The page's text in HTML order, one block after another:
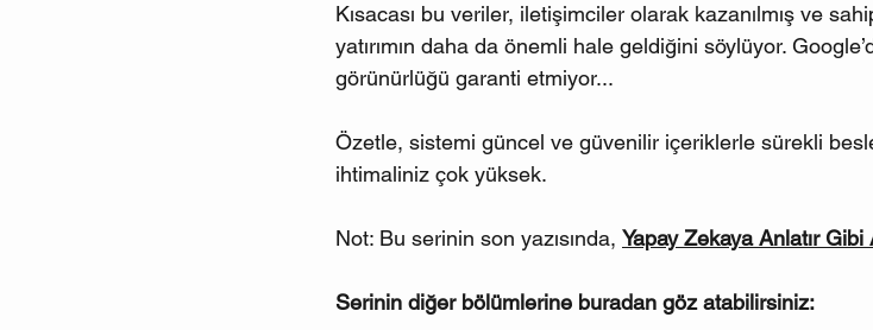
Kısacası bu veriler, iletişimciler olarak kazanılmış ve
yatırımın daha da önemli hale geldiğini söylüyor.
görünürlüğü garanti etmiyor...
Özetle, sistemi güncel ve güvenilir içeriklerle sürekli
ihtimaliniz çok yüksek.
Not: Bu serinin son yazısında, Yapay Zekaya Anlatır Gibi
Serinin diğer bölümlerine buradan göz atabilirsiniz: